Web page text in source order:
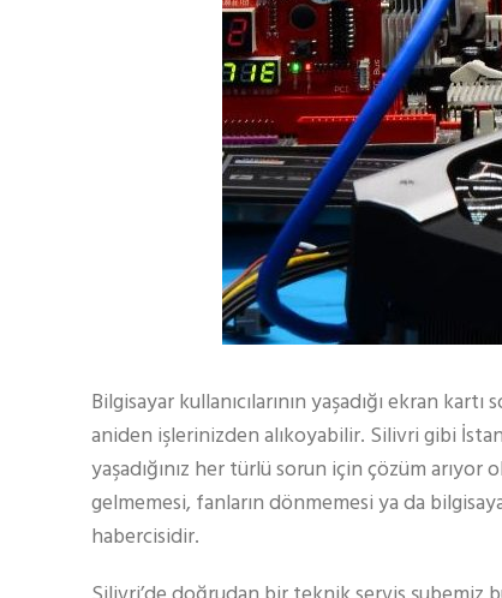
Bilgisayar kullanıcılarının yaşadığı ekran
aniden işlerinizden alıkoyabilir. Silivri gibi
yaşadığınız her türlü sorun için çözüm arıyor
gelmemesi, fanların dönmemesi ya da
habercisidir.